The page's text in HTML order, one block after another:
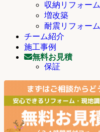
収納リフォーム
増改築
耐震リフォーム
チーム紹介
施工事例
無料お見積
保証